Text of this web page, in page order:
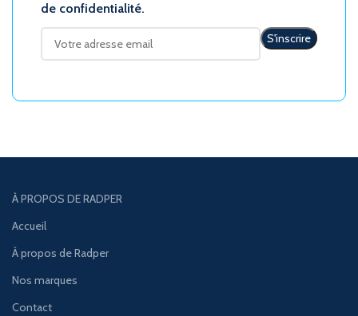
de confidentialité.
À PROPOS DE RADPER
Accueil
À propos de Radper
Nos marques
Contact